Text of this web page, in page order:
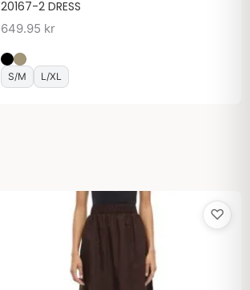
20167-2 DRESS
649.95 kr
S/M L/XL
♡